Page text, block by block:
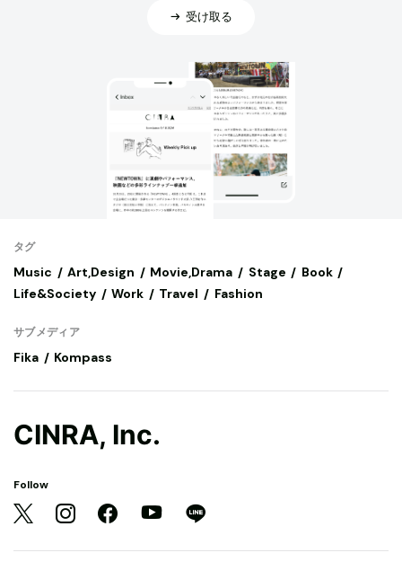
受け取る
タグ
Music Art,Design Movie,Drama Stage
Book
Life&Society
Work Travel Fashion
サブメディア
Fika Kompass
CINRA, Inc.
Follow